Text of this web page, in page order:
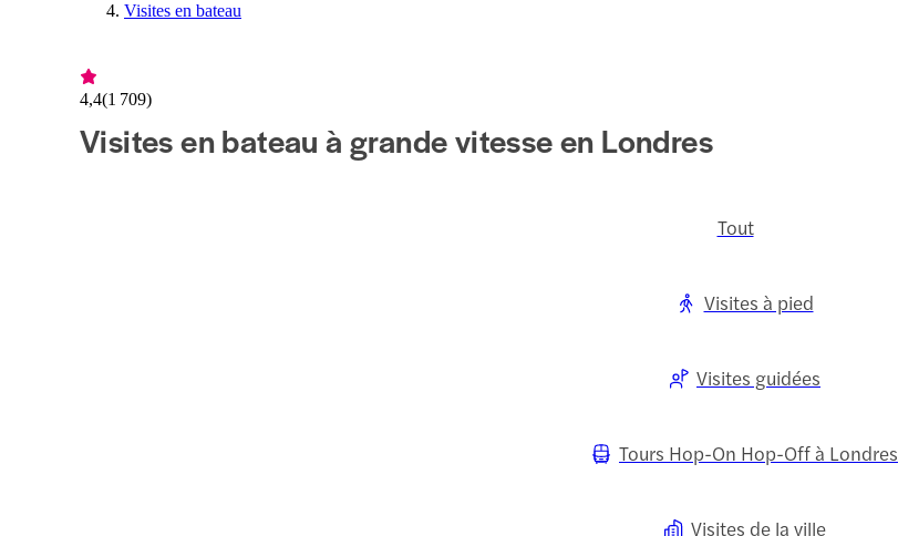
Visites en bateau
4,4(1 709)
Visites en bateau à grande vitesse en Londres
Tout
Visites à pied
Visites guidées
Tours Hop-On Hop-Off à Londres
Visites de la ville